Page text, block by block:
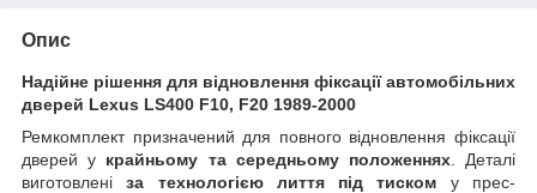
Опис
Надійне рішення для відновлення фіксації автомобільних
дверей Lexus LS400 F10, F20 1989-2000
Ремкомплект призначений для повного відновлення фіксації
дверей у крайньому та середньому положеннях. Деталі
виготовленіза технологією лиття під тиском у прес-